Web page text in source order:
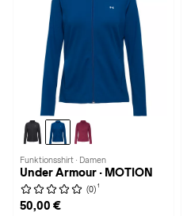
Funktionsshirt · Damen
Under Armour · MOTION
(0) 1
50,00 €